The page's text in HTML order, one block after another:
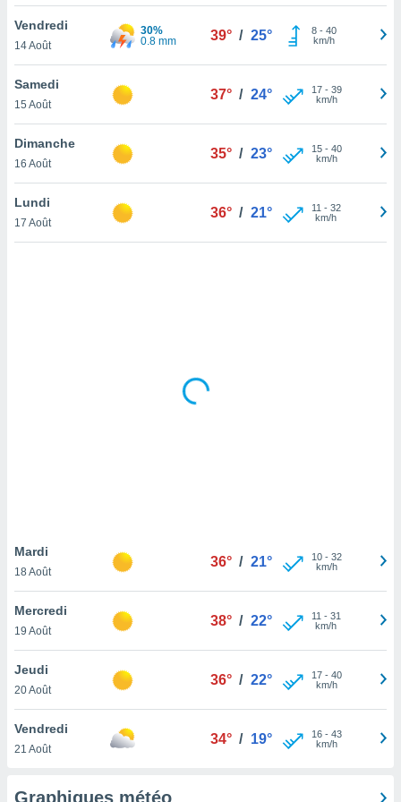
votre
à
en
le
notre
que
et que
Vendredi
14 Août
30%
0.8 mm
39° / 25° 8- 40
km/h
Samedi
15 Août
37° / 24° 17- 39
km/h
Dimanche
16 Août
35° / 23° 15- 40
km/h
Lundi
17 Août
36° / 21° 11 - 32
km/h
Mardi
18 Août
36° / 21° 10- 32
km/h
Mercredi
19 Août
38° / 22° 11 - 31
km/h
Jeudi
20 Août
36° / 22° 17- 40
km/h
Vendredi
21 Août
34° / 19° 16- 43
km/h
Graphiques météo